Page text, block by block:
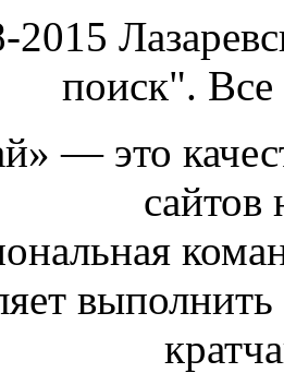
2015
поиск".
— это
сайтов